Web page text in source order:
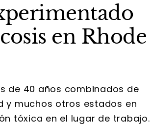
en Rhode
de 40 años combinados de
y muchos otros estados en
tóxica en el lugar de trabajo.